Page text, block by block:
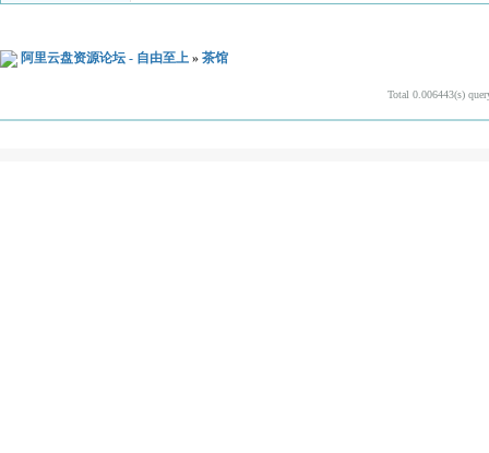
阿里云盘资源论坛 - 自由至上 » 茶馆
Total 0.006443(s)